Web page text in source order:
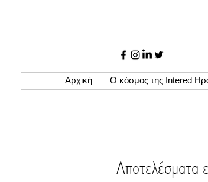
Αρχική Ο κόσμος της Intered